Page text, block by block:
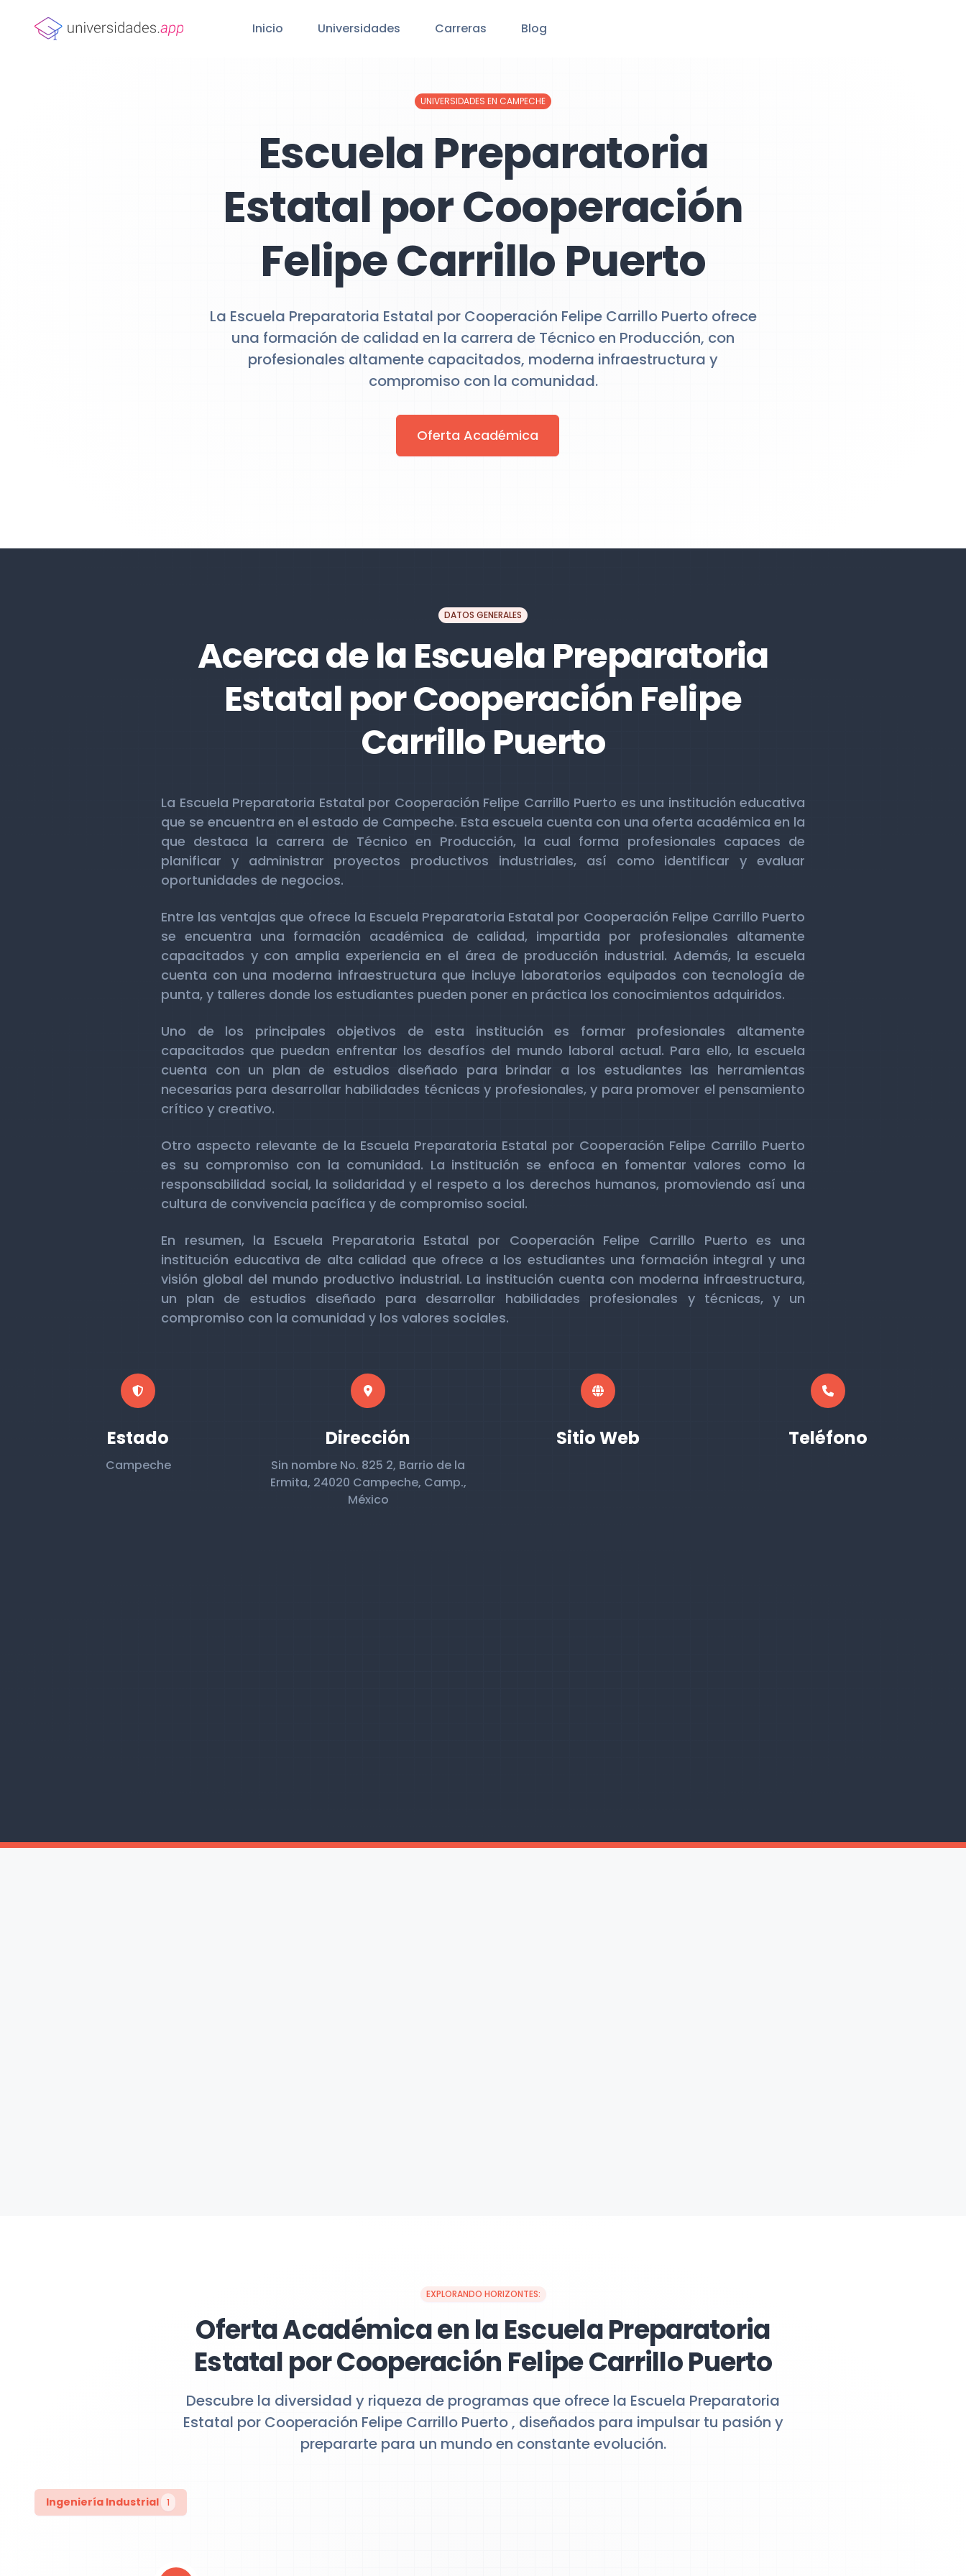
Inicio Universidades Carreras Blog
UNIVERSIDADES EN CAMPECHE
Escuela Preparatoria
Estatal por Cooperación
Felipe Carrillo Puerto
La Escuela Preparatoria Estatal por Cooperación Felipe Carrillo Puerto ofrece
una formación de calidad en la carrera de Técnico en Producción, con
profesionales altamente capacitados, moderna infraestructura y
compromiso con la comunidad.
Oferta Académica
DATOS GENERALES
Acerca de la Escuela Preparatoria
Estatal por Cooperación Felipe
Carrillo Puerto
La Escuela Preparatoria Estatal por Cooperación Felipe Carrillo Puerto es una institución educativa
que se encuentra en el estado de Campeche. Esta escuela cuenta con una oferta académica en la
que destaca la carrera de Técnico en Producción, la cual forma profesionales capaces de
planificar y administrar proyectos productivos industriales, así como identificar y evaluar
oportunidades de negocios.
Entre las ventajas que ofrece la Escuela Preparatoria Estatal por Cooperación Felipe Carrillo Puerto
se encuentra una formación académica de calidad, impartida por profesionales altamente
capacitados y con amplia experiencia en el área de producción industrial. Además, la escuela
cuenta con una moderna infraestructura que incluye laboratorios equipados con tecnología de
punta, y talleres donde los estudiantes pueden poner en práctica los conocimientos adquiridos.
Uno de los principales objetivos de esta institución es formar profesionales altamente
capacitados que puedan enfrentar los desafíos del mundo laboral actual. Para ello, la escuela
cuenta con un plan de estudios diseñado para brindar a los estudiantes las herramientas
necesarias para desarrollar habilidades técnicas y profesionales, y para promover el pensamiento
crítico y creativo.
Otro aspecto relevante de la Escuela Preparatoria Estatal por Cooperación Felipe Carrillo Puerto
es su compromiso con la comunidad. La institución se enfoca en fomentar valores como la
responsabilidad social, la solidaridad y el respeto a los derechos humanos, promoviendo así una
cultura de convivencia pacífica y de compromiso social.
En resumen, la Escuela Preparatoria Estatal por Cooperación Felipe Carrillo Puerto es una
institución educativa de alta calidad que ofrece a los estudiantes una formación integral y una
visión global del mundo productivo industrial. La institución cuenta con moderna infraestructura,
un plan de estudios diseñado para desarrollar habilidades profesionales y técnicas, y un
compromiso con la comunidad y los valores sociales.
Estado
Campeche
Dirección
Sin nombre No. 825 2, Barrio de la
Ermita, 24020 Campeche, Camp.,
México
Sitio Web Teléfono
EXPLORANDO HORIZONTES:
Oferta Académica en la Escuela Preparatoria
Estatal por Cooperación Felipe Carrillo Puerto
Descubre la diversidad y riqueza de programas que ofrece la Escuela Preparatoria
Estatal por Cooperación Felipe Carrillo Puerto , diseñados para impulsar tu pasión y
prepararte para un mundo en constante evolución.
Ingeniería Industrial 1